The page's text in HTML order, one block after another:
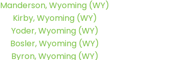
Manderson, Wyoming (WY)
Kirby, Wyoming (WY)
Yoder, Wyoming (WY)
Bosler, Wyoming (WY)
Byron, Wyoming (WY)